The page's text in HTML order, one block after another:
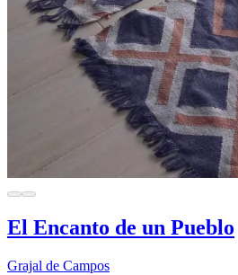
El Encanto de un Pueblo
Grajal de Campos